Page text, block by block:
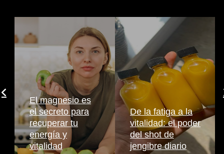
El magnesio es
el secreto para
recuperar tu
energía y
vitalidad
De la fatiga a la
vitalidad: el poder
del shot de
jengibre diario